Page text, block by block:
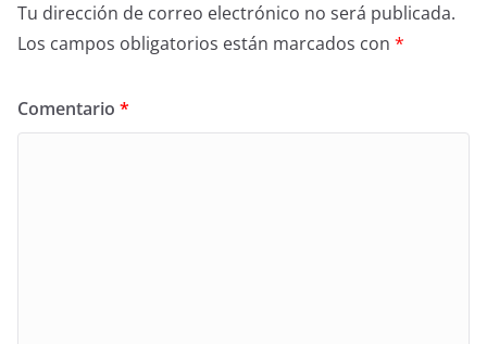
Tu dirección de correo electrónico no será publicada.
Los campos obligatorios están marcados con *
Comentario *